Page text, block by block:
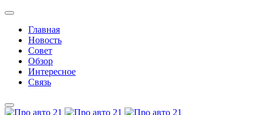
Главная
Новость
Совет
Обзор
Интересное
Связь